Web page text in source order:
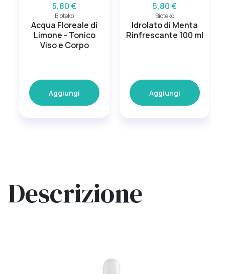
5,80 €
Bioteko
Acqua Floreale di
Limone - Tonico
Viso e Corpo
Aggiungi
5,80 €
Bioteko
Idrolato di Menta
Rinfrescante 100 ml
Aggiungi
Descrizione